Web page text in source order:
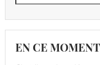
EN CE MOMENT